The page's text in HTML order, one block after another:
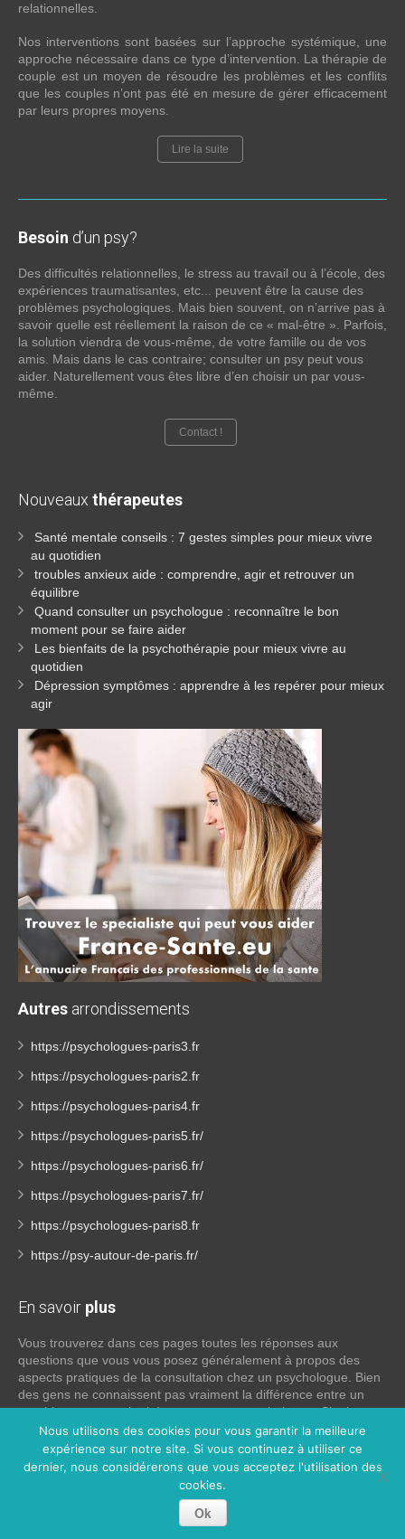
relationnelles.
Nos interventions sont basées sur l’approche systémique, une
approche nécessaire dans ce type d’intervention. La thérapie de
couple est un moyen de résoudre les problèmes et les conflits
que les couples n’ont pas été en mesure de gérer efficacement
par leurs propres moyens.
Lire la suite
Besoin d’un psy?
Des difficultés relationnelles, le stress au travail ou à l’école, des
expériences traumatisantes, etc... peuvent être la cause des
problèmes psychologiques. Mais bien souvent, on n’arrive pas à
savoir quelle est réellement la raison de ce « mal-être ». Parfois,
la solution viendra de vous-même, de votre famille ou de vos
amis. Mais dans le cas contraire; consulter un psy peut vous
aider. Naturellement vous êtes libre d’en choisir un par vous-
même.
Contact !
Nouveaux thérapeutes
Santé mentale conseils : 7 gestes simples pour mieux vivre
au quotidien
troubles anxieux aide : comprendre, agir et retrouver un
équilibre
Quand consulter un psychologue : reconnaître le bon
moment pour se faire aider
Les bienfaits de la psychothérapie pour mieux vivre au
quotidien
Dépression symptômes : apprendre à les repérer pour mieux
agir
Autres arrondissements
https://psychologues-paris3.fr
https://psychologues-paris2.fr
https://psychologues-paris4.fr
https://psychologues-paris5.fr/
https://psychologues-paris6.fr/
https://psychologues-paris7.fr/
https://psychologues-paris8.fr
https://psy-autour-de-paris.fr/
En savoir plus
Vous trouverez dans ces pages toutes les réponses aux
questions que vous vous posez généralement à propos des
aspects pratiques de la consultation chez un psychologue. Bien
des gens ne connaissent pas vraiment la différence entre un
psychiatre, un psychothérapeute et un psychologue. Si tel est
votre cas, voici quelques définitions qui devraient clarifier les
choses, n’hésitez pas à nous contacter:
Lire la suite
Nous utilisons des cookies pour vous garantir la meilleure
expérience sur notre site. Si vous continuez à utiliser ce
dernier, nous considérerons que vous acceptez l'utilisation des
cookies.
Ok